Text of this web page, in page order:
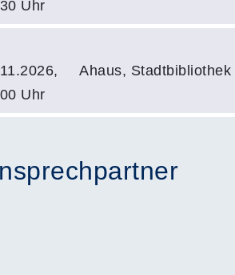
Uhr
Uhr
Ahaus, Stadtbibliothek